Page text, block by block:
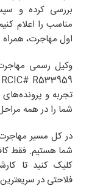
بررسی کرده و
مناسب را اعلام
اول مهاجرت،
وکیل رسمی
تجربه و
شما را در همه‌
در کل مسیر
شما هستیم. فقط
کلیک کنید تا
فلاحتی در سریعترین